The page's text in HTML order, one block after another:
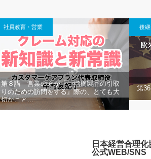
社員教育・営業
第８講 営業の方が『ご指摘製品の引取
りのための訪問をする』際の、とても大
切なこと...
後
第
日本経営合理化
公式WEB/SNS